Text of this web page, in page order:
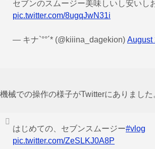
セブンのスムージー美味しいし安いし
pic.twitter.com/8ugqJwN31i
— キナ`°°´* (@kiiina_dagekion) August
機械での操作の様子がTwitterにありました
はじめての、セブンスムージー#vlog
pic.twitter.com/ZeSLKJ0A8P